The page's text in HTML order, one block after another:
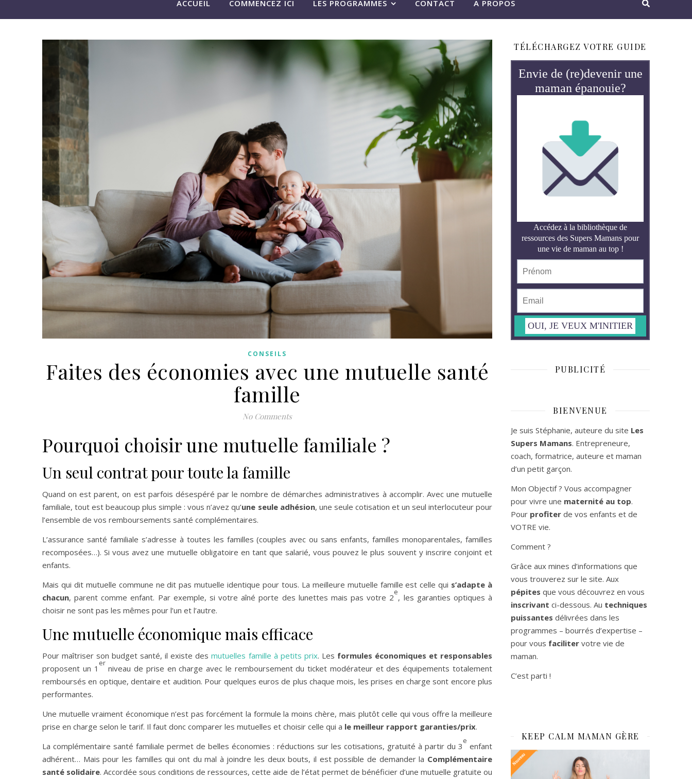
ACCUEIL COMMENCEZ ICI LES PROGRAMMES CONTACT A PROPOS
CONSEILS
Faites des économies avec une mutuelle santé
famille
No Comments
Pourquoi choisir une mutuelle familiale ?
Un seul contrat pour toute la famille
Quand on est parent, on est parfois désespéré par le nombre de démarches administratives à accomplir. Avec une mutuelle
familiale, tout est beaucoup plus simple : vous n’avez qu’une seule adhésion, une seule cotisation et un seul interlocuteur pour
l’ensemble de vos remboursements santé complémentaires.
L’assurance santé familiale s’adresse à toutes les familles (couples avec ou sans enfants, familles monoparentales, familles
recomposées…). Si vous avez une mutuelle obligatoire en tant que salarié, vous pouvez le plus souvent y inscrire conjoint et
enfants.
Mais qui dit mutuelle commune ne dit pas mutuelle identique pour tous. La meilleure mutuelle famille est celle qui s’adapte à
chacun, parent comme enfant. Par exemple, si votre aîné porte des lunettes mais pas votre 2
e
, les garanties optiques à
choisir ne sont pas les mêmes pour l’un et l’autre.
Une mutuelle économique mais efficace
Pour maîtriser son budget santé, il existe desmutuelles famille à petits prix. Les formules économiques et responsables
proposent un 1
er
niveau de prise en charge avec le remboursement du ticket modérateur et des équipements totalement
remboursés en optique, dentaire et audition. Pour quelques euros de plus chaque mois, les prises en charge sont encore plus
performantes.
Une mutuelle vraiment économique n’est pas forcément la formule la moins chère, mais plutôt celle qui vous offre la meilleure
prise en charge selon le tarif. Il faut donc comparer les mutuelles et choisir celle qui a le meilleur rapport garanties/prix.
La complémentaire santé familiale permet de belles économies : réductions sur les cotisations, gratuité à partir du 3
e
enfant
adhérent… Mais pour les familles qui ont du mal à joindre les deux bouts, il est possible de demander la Complémentaire
santé solidaire. Accordée sous conditions de ressources, cette aide de l’état permet de bénéficier d’une mutuelle gratuite ou
TÉLÉCHARGEZ VOTRE GUIDE
PUBLICITÉ
BIENVENUE
Je suis Stéphanie, auteure du site Les
Supers Mamans. Entrepreneure,
coach, formatrice, auteure et maman
d’un petit garçon.
Mon Objectif ? Vous accompagner
pour vivre une maternité au top.
Pour profiter de vos enfants et de
VOTRE vie.
Comment ?
Grâce aux mines d’informations que
vous trouverez sur le site. Aux
pépites que vous découvrez en vous
inscrivant ci-dessous. Au techniques
puissantes délivrées dans les
programmes – bourrés d’expertise –
pour vous faciliter votre vie de
maman.
C’est parti !
KEEP CALM MAMAN GÈRE